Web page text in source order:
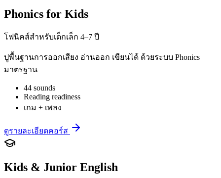
Phonics for Kids
โฟนิคส์สำหรับเด็กเล็ก 4–7 ปี
ปูพื้นฐานการออกเสียง อ่านออก เขียนได้ ด้วยระบบ Phonics
มาตรฐาน
44 sounds
Reading readiness
เกม + เพลง
ดูรายละเอียดคอร์ส
Kids & Junior English